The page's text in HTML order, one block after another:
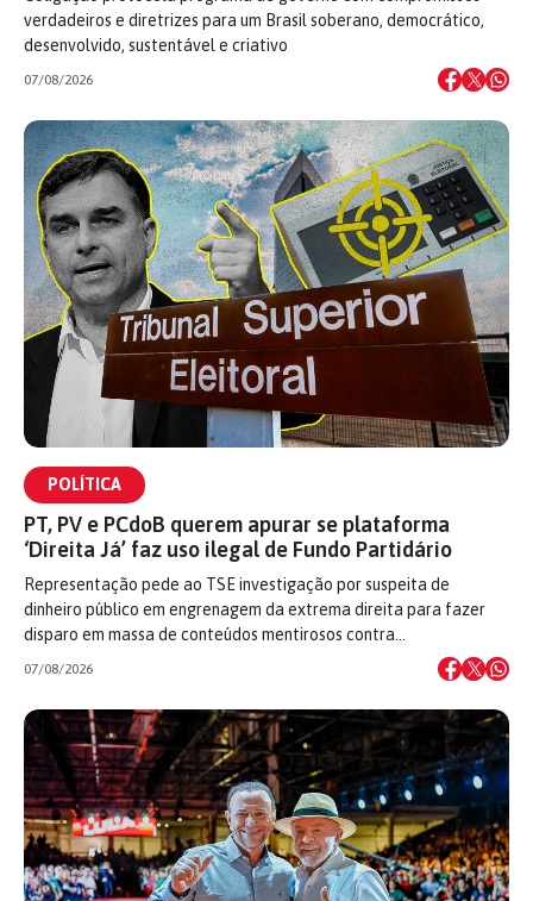
verdadeiros e diretrizes para um Brasil soberano, democrático,
desenvolvido, sustentável e criativo
07/08/2026
POLÍTICA
PT, PV e PCdoB querem apurar se plataforma
‘Direita Já’ faz uso ilegal de Fundo Partidário
Representação pede ao TSE investigação por suspeita de
dinheiro público em engrenagem da extrema direita para fazer
disparo em massa de conteúdos mentirosos contra…
07/08/2026